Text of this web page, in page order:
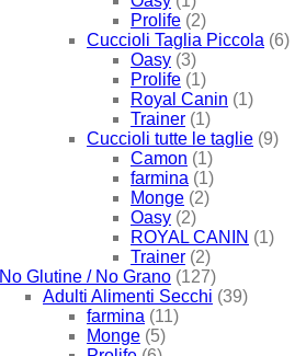
Prolife (2)
Cuccioli Taglia Piccola (6)
Oasy (3)
Prolife (1)
Royal Canin (1)
Trainer (1)
Cuccioli tutte le taglie (9)
Camon (1)
farmina (1)
Monge (2)
Oasy (2)
ROYAL CANIN (1)
Trainer (2)
No Glutine / No Grano (127)
Adulti Alimenti Secchi (39)
farmina (11)
Monge (5)